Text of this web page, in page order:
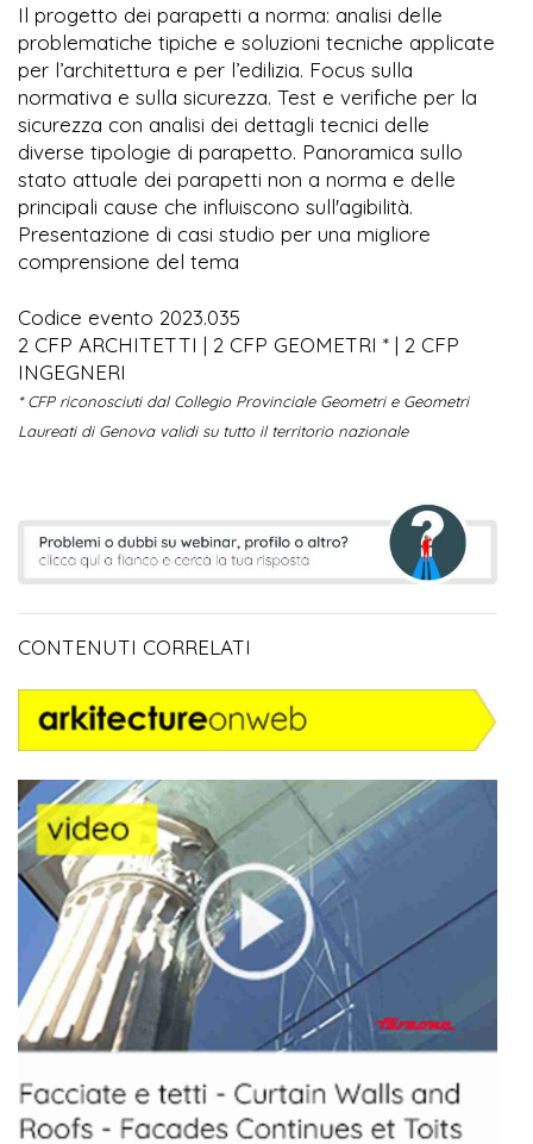
Il progetto dei parapetti a norma: analisi delle
problematiche tipiche e soluzioni tecniche applicate
per l’architettura e per l’edilizia. Focus sulla
normativa e sulla sicurezza. Test e verifiche per la
sicurezza con analisi dei dettagli tecnici delle
diverse tipologie di parapetto. Panoramica sullo
stato attuale dei parapetti non a norma e delle
principali cause che influiscono sull'agibilità.
Presentazione di casi studio per una migliore
comprensione del tema
Codice evento 2023.035
2 CFP ARCHITETTI | 2 CFP GEOMETRI * | 2 CFP
INGEGNERI
* CFP riconosciuti dal Collegio Provinciale Geometri e Geometri
Laureati di Genova validi su tutto il territorio nazionale
CONTENUTI CORRELATI